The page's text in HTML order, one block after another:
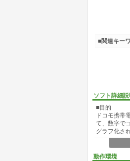
ソフト詳細説
■目的
ドコモ携帯
て、数字で
グラフ化さ
■対応プラン
FOMAの旧
動作環境
■関連キー